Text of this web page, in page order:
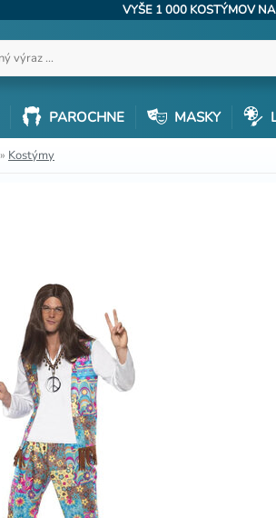
VYŠE 1 000 KOSTÝMOV
PAROCHNE MASKY
» Kostýmy